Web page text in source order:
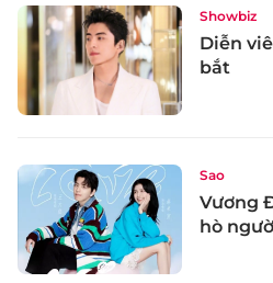
Showbiz
Diễn
bắt
Sao
Vương
hò